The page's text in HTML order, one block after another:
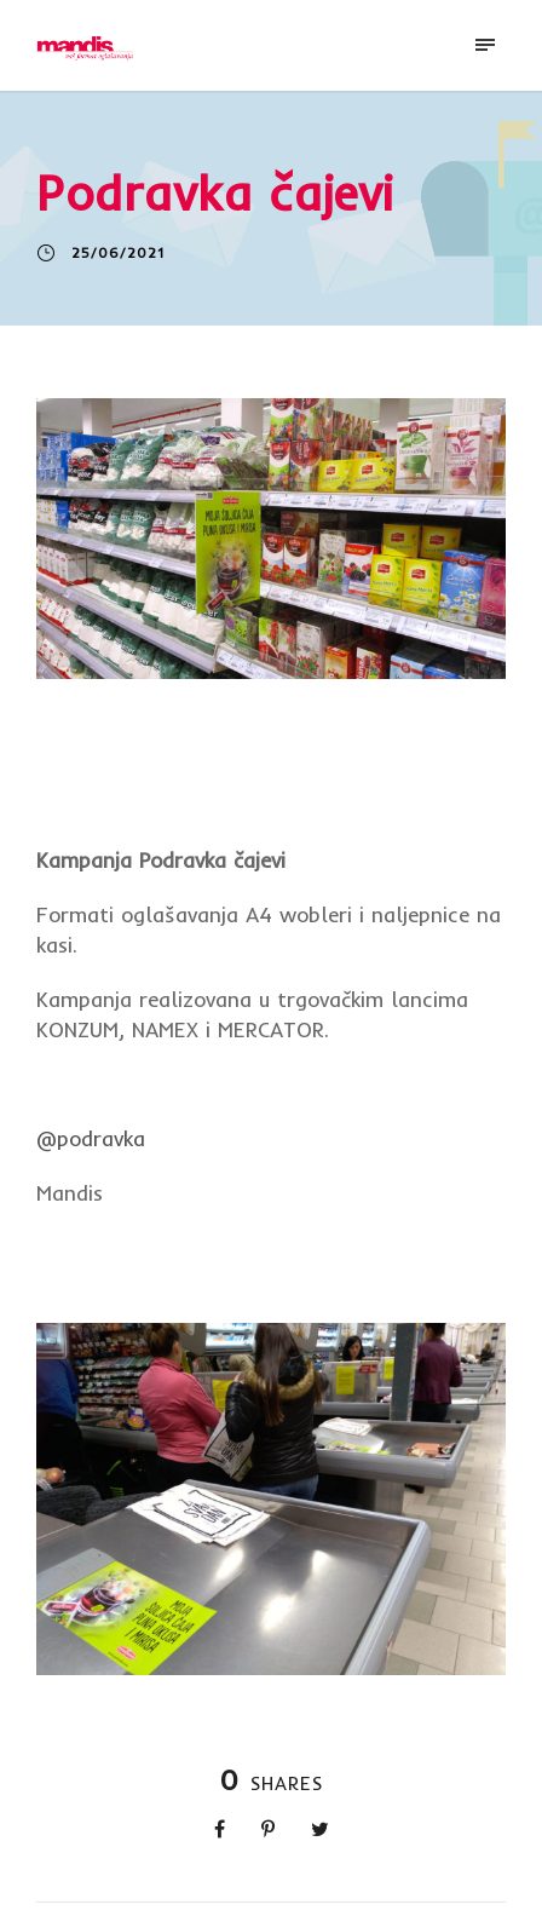
Podravka čajevi
25/06/2021
Kampanja Podravka čajevi
Formati oglašavanja A4 wobleri i naljepnice na
kasi.
Kampanja realizovana u trgovačkim lancima
KONZUM, NAMEX i MERCATOR.
@podravka
Mandis
0 SHARES